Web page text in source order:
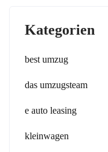
Kategorien
best umzug
das umzugsteam
e auto leasing
kleinwagen